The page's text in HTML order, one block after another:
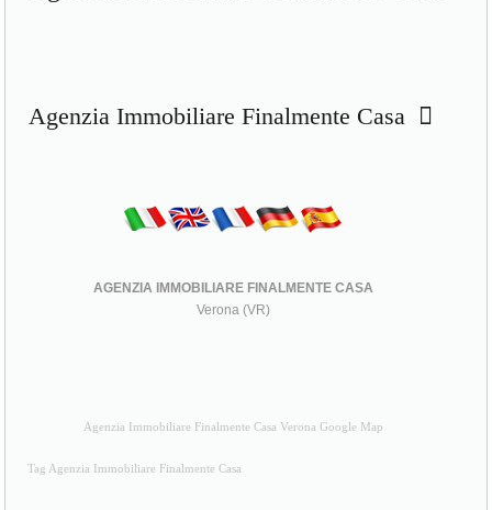
Agenzia Immobiliare Finalmente Casa
AGENZIA IMMOBILIARE FINALMENTE CASA
Verona (VR)
Agenzia Immobiliare Finalmente Casa Verona Google Map
Tag Agenzia Immobiliare Finalmente Casa